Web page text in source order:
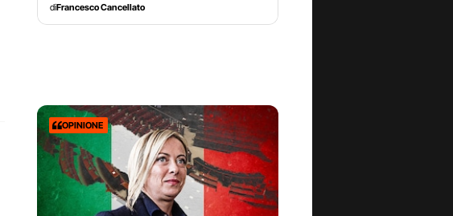
diFrancesco Cancellato
OPINIONE